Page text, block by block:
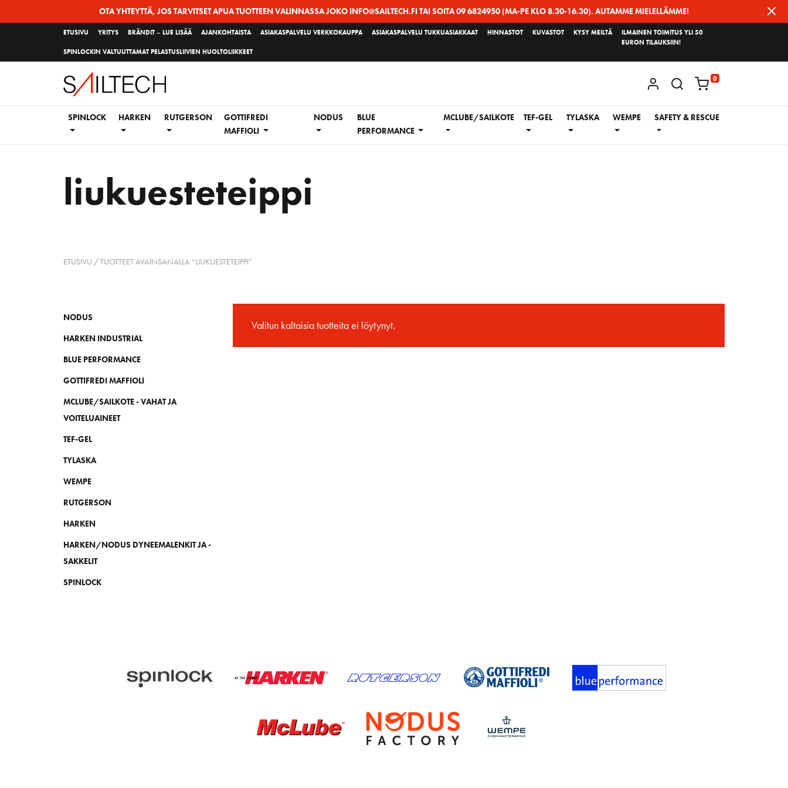
OTA YHTEYTTÄ, JOS TARVITSET APUA TUOTTEEN VALINNASSA JOKO INFO@SAILTECH.FI TAI SOITA 09 6824950 (MA-PE KLO 8.30-16.30). AUTAMME MIELELLÄMME!
ETUSIVU YRITYS BRÄNDIT – LUE LISÄÄ AJANKOHTAISTA ASIAKASPALVELU VERKKOKAUPPA ASIAKASPALVELU TUKKUASIAKKAAT HINNASTOT KUVASTOT KYSY MEILTÄ
SPINLOCKIN VALTUUTTAMAT PELASTUSLIIVIEN HUOLTOLIIKKEET
ILMAINEN TOIMITUS YLI 50
EURON TILAUKSIIN!
KIRJAUDU / REKISTERÖIDY
0
SPINLOCK HARKEN RUTGERSON
GOTTIFREDI
MAFFIOLI
NODUS
BLUE
PERFORMANCE
MCLUBE/SAILKOTE TEF-GEL TYLASKA WEMPE SAFETY & RESCUE
liukuesteteippi
ETUSIVU / TUOTTEET AVAINSANALLA “LIUKUESTETEIPPI”
NODUS
HARKEN INDUSTRIAL
BLUE PERFORMANCE
GOTTIFREDI MAFFIOLI
MCLUBE/SAILKOTE - VAHAT JA
VOITELUAINEET
TEF-GEL
TYLASKA
WEMPE
RUTGERSON
HARKEN
HARKEN/NODUS DYNEEMALENKIT JA -
SAKKELIT
SPINLOCK
Valitun kaltaisia tuotteita ei löytynyt.